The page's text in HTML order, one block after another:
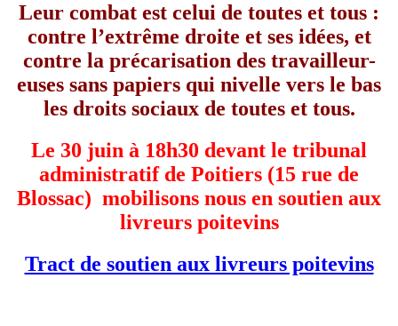
Leur combat est celui de toutes et tous :
contre l’extrême droite et ses idées, et
contre la précarisation des travailleur-
euses sans papiers qui nivelle vers le bas
les droits sociaux de toutes et tous.
Le 30 juin à 18h30 devant le tribunal
administratif de Poitiers (15 rue de
Blossac) mobilisons nous en soutien aux
livreurs poitevins
Tract de soutien aux livreurs poitevins